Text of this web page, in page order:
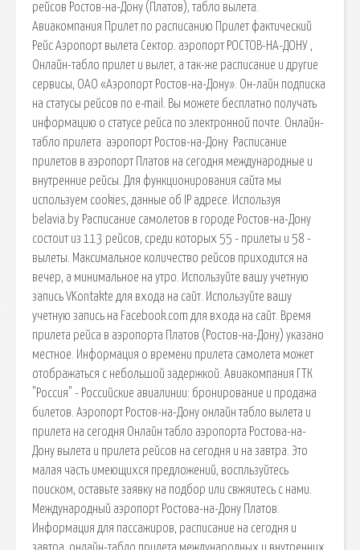
рейсов Ростов-на-Дону (Платов), табло вылета.
Авиакомпания Прилет по расписанию Прилет фактический
Рейс Аэропорт вылета Сектор. аэропорт РОСТОВ-НА-ДОНУ ,
Онлайн-табло прилет и вылет, а так-же расписание и другие
сервисы, ОАО «Аэропорт Ростов-на-Дону». Он-лайн подписка
на статусы рейсов по e-mail. Вы можете бесплатно получать
информацию о статусе рейса по электронной почте. Онлайн-
табло прилета ️ аэропорт Ростов-на-Дону ️ Расписание
прилетов в аэропорт Платов на сегодня международные и
внутренние рейсы. Для функционирования сайта мы
используем cookies, данные об IP адресе. Используя
belavia.by Расписание самолетов в городе Ростов-на-Дону
состоит из 113 рейсов, среди которых 55 - прилеты и 58 -
вылеты. Максимальное количество рейсов приходится на
вечер, а минимальное на утро. Используйте вашу учетную
запись VKontakte для входа на сайт. Используйте вашу
учетную запись на Facebook.com для входа на сайт. Время
прилета рейса в аэропорта Платов (Ростов-на-Дону) указано
местное. Информация о времени прилета самолета может
отображаться с небольшой задержкой. Авиакомпания ГТК
"Россия" - Российские авиалинии: бронирование и продажа
билетов. Аэропорт Ростов-на-Дону онлайн табло вылета и
прилета на сегодня Онлайн табло аэропорта Ростова-на-
Дону вылета и прилета рейсов на сегодня и на завтра. Это
малая часть имеющихся предложений, воспльзуйтесь
поиском, оставьте заявку на подбор или свжяитесь с нами.
Международный аэропорт Ростова-на-Дону Платов.
Информация для пассажиров, расписание на сегодня и
завтра, онлайн-табло прилета международных и внутренних